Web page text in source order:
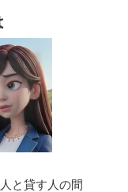
と貸す人の間